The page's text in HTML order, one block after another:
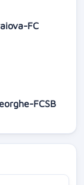
FC
FCSB